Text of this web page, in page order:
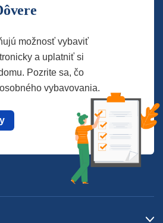
možnosť vybaviť
a uplatniť si
Pozrite sa, čo
vybavovania.